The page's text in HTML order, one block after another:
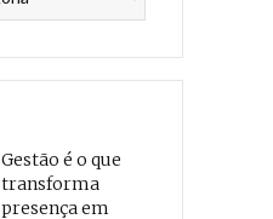
Gestão é o que
transforma
presença em